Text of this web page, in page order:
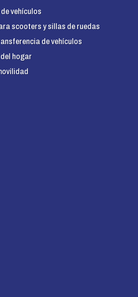
vehículos
scooters y sillas de ruedas
de vehículos
hogar